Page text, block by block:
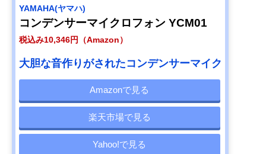
YAMAHA(ヤマハ)
コンデンサーマイクロフォン YCM01
税込み10,346円（Amazon）
大胆な音作りがされたコンデンサーマイク
Amazonで見る
楽天市場で見る
Yahoo!で見る